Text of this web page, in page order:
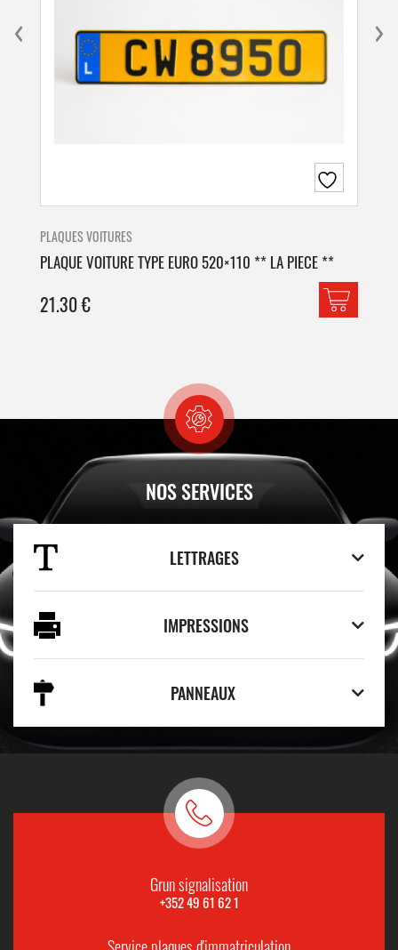
PLAQUES VOITURES
PLAQUE VOITURE TYPE EURO 520×110 ** LA PIECE **
21.30€
NOS SERVICES
LETTRAGES
IMPRESSIONS
PANNEAUX
Grun signalisation
+352 49 61 62 1